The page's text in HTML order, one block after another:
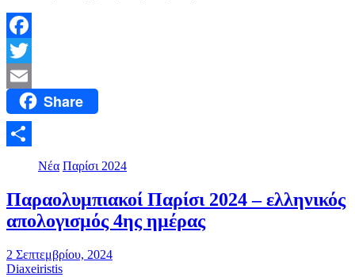
Facebook
Twitter
Email Share
Μοιραστείτε
Νέα Παρίσι 2024
Παραολυμπιακοί Παρίσι 2024 – ελληνικός
απολογισμός 4ης ημέρας
2 Σεπτεμβρίου, 2024
Diaxeiristis